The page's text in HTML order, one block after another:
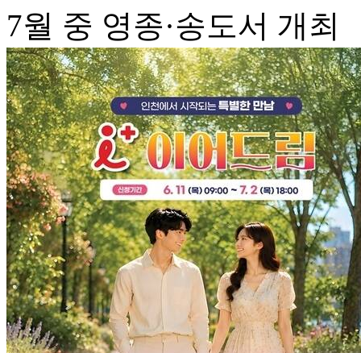
7월 중 영종·송도서 개최